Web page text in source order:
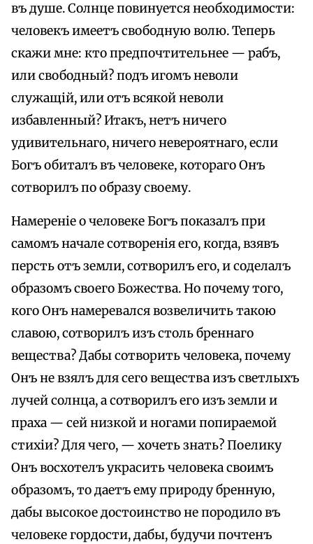
въ душе. Солнце повинуется необходимости:
человекъ имеетъ свободную волю. Теперь
скажи мне: кто предпочтительнее — рабъ,
или свободный? подъ игомъ неволи
служащій, или отъ всякой неволи
избавленный? Итакъ, нетъ ничего
удивительнаго, ничего невероятнаго, если
Богъ обиталъ въ человеке, котораго Онъ
сотворилъ по образу своему.
Намереніе о человеке Богъ показалъ при
самомъ начале сотворенія его, когда, взявъ
персть отъ земли, сотворилъ его, и соделалъ
образомъ своего Божества. Но почему того,
кого Онъ намеревался возвеличить такою
славою, сотворилъ изъ столь бреннаго
вещества? Дабы сотворить человека, почему
Онъ не взялъ для сего вещества изъ светлыхъ
лучей солнца, а сотворилъ его изъ земли и
праха — сей низкой и ногами попираемой
стихіи? Для чего, — хочеть знать? Поелику
Онъ восхотелъ украсить человека своимъ
образомъ, то даетъ ему природу бренную,
дабы высокое достоинство не породило въ
человеке гордости, дабы, будучи почтенъ